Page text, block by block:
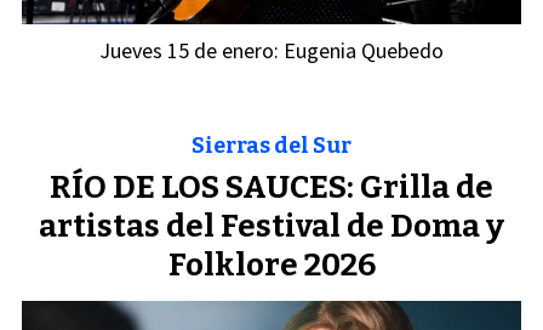
Jueves 15 de enero: Eugenia Quebedo
RÍO DE LOS SAUCES: Grilla de
artistas del Festival de Doma y
Folklore 2026
Sierras del Sur